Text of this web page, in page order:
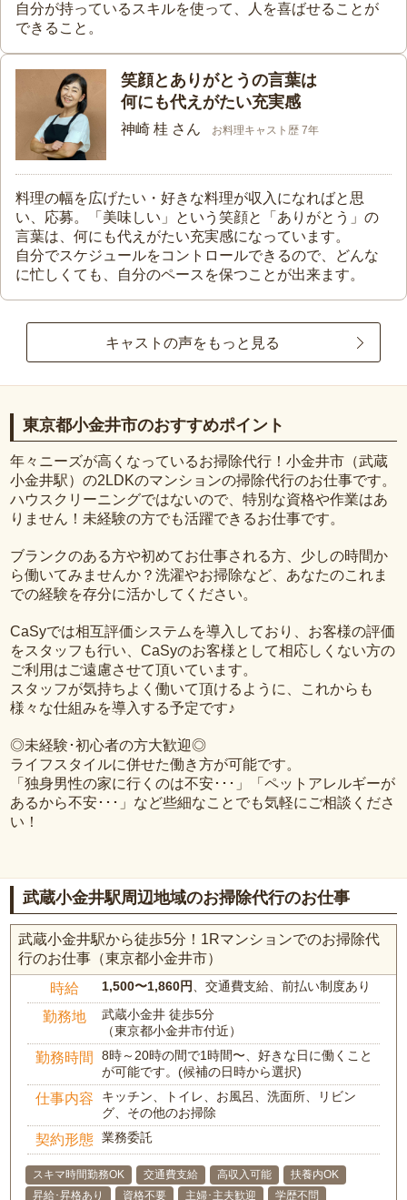
自分が持っているスキルを使って、人を喜ばせることが
できること。
笑顔とありがとうの言葉は
何にも代えがたい充実感
神崎 桂 さん お料理キャスト歴 7年
料理の幅を広げたい・好きな料理が収入になればと思
い、応募。「美味しい」という笑顔と「ありがとう」の
言葉は、何にも代えがたい充実感になっています。
自分でスケジュールをコントロールできるので、どんな
に忙しくても、自分のペースを保つことが出来ます。
キャストの声をもっと見る
東京都小金井市のおすすめポイント
年々ニーズが高くなっているお掃除代行！小金井市（武蔵
小金井駅）の2LDKのマンションの掃除代行のお仕事です。
ハウスクリーニングではないので、特別な資格や作業はあ
りません！未経験の方でも活躍できるお仕事です。
ブランクのある方や初めてお仕事される方、少しの時間か
ら働いてみませんか？洗濯やお掃除など、あなたのこれま
での経験を存分に活かしてください。
CaSyでは相互評価システムを導入しており、お客様の評価
をスタッフも行い、CaSyのお客様として相応しくない方の
ご利用はご遠慮させて頂いています。
スタッフが気持ちよく働いて頂けるように、これからも
様々な仕組みを導入する予定です♪
◎未経験･初心者の方大歓迎◎
ライフスタイルに併せた働き方が可能です。
「独身男性の家に行くのは不安･･･」「ペットアレルギーが
あるから不安･･･」など些細なことでも気軽にご相談くださ
い！
武蔵小金井駅周辺地域のお掃除代行のお仕事
武蔵小金井駅から徒歩5分！1Rマンションでのお掃除代
行のお仕事（東京都小金井市）
時給 1,500〜1,860円、交通費支給、前払い制度あり
勤務地
武蔵小金井 徒歩5分
（東京都小金井市付近）
勤務時間
8時～20時の間で1時間〜、好きな日に働くこと
が可能です。(候補の日時から選択)
仕事内容
キッチン、トイレ、お風呂、洗面所、リビン
グ、その他のお掃除
契約形態 業務委託
スキマ時間勤務OK 交通費支給 高収入可能
扶養内OK
昇給･昇格あり
資格不要 主婦･主夫歓迎 学歴不問